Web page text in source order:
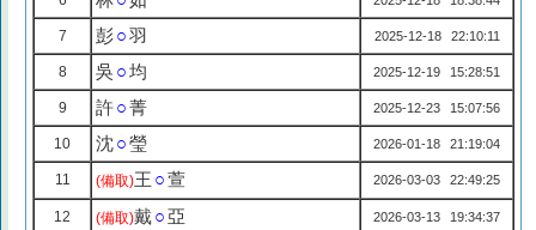
7 彭○羽 2025-12-18 22:10:11
8 吳 ○均 2025-12-19 15:28:51
9 許○菁 2025-12-23 15:07:56
10 沈○瑩 2026-01-18 21:19:04
11 (備取)王 ○萱 2026-03-03 22:49:25
12 (備取)戴○亞 2026-03-13 19:34:37